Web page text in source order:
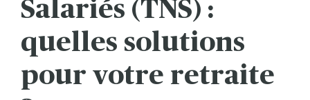
Salariés (TNS) :
quelles solutions
pour votre retraite